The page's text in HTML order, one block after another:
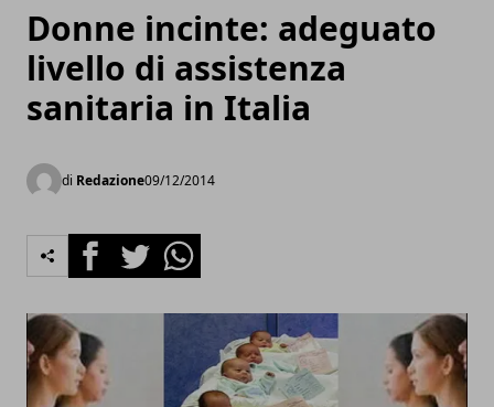
Donne incinte: adeguato
livello di assistenza
sanitaria in Italia
di Redazione09/12/2014
FacebookTwitterWhatsapp